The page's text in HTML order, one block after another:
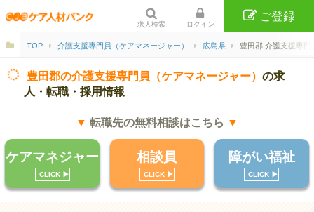
求人検索 ログイン
ご登録
TOP 介護支援専門員（ケアマネージャー） 広島県 豊田郡 介護支援専
豊田郡の介護支援専門員（ケアマネージャー）の求
人・転職・採用情報
▼ 転職先の無料相談はこちら ▼
ケアマネジャー
CLICK ▶︎
相談員
CLICK ▶︎
障がい福祉
CLICK ▶︎